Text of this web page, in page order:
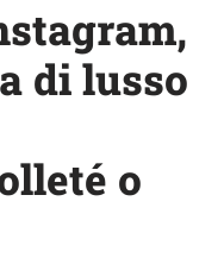
di lusso
o